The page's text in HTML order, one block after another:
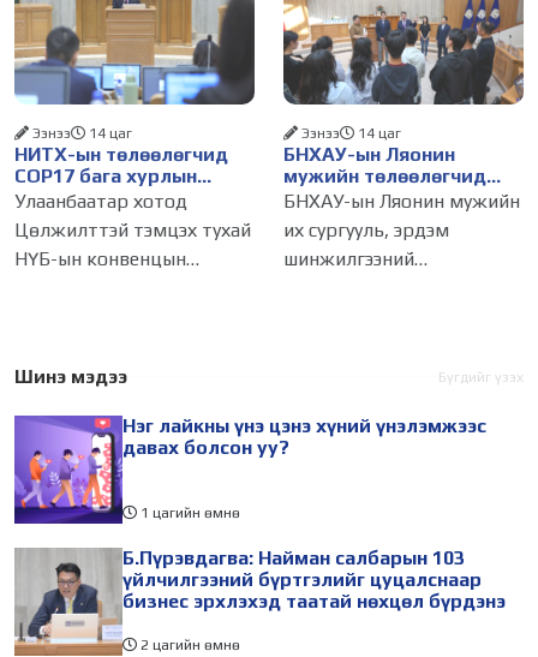
лайк, шэйр, дагагчийн
тоогоор хэмжих хандлага
газар авч
зөвшөөрлийн шинжтэй
103 бүртгэлээс нийслэлийн
бизнес эрхлэгчдийг
НИТХ-ын төлөөлөгчид
COP17 бага хурлын
бэлтгэл ажлын талаар
мэдээлэл сонслоо
Ээнээ 14 цаг
Улаанбаатар хотод
Цөлжилттэй тэмцэх тухай
НҮБ-ын конвенцын
өдөр зохион
холбогдуулан Нийслэлийн
БНХАУ-ын Ляонин
мужийн төлөөлөгчид
НИТХ-ын үйл
танилцлаа
Ээнээ 14 цаг
БНХАУ-ын Ляонин мужийн
их сургууль, эрдэм
шинжилгээний
төлөөлөгчид Монгол
айлчлалынхаа хүрээнд
Шинэ мэдээ Бүгдийг үзэх
Нэг лайкны үнэ цэнэ хүний үнэлэмжээс
давах болсон уу?
1 цагийн өмнө
Б.Пүрэвдагва: Найман салбарын 103
үйлчилгээний бүртгэлийг цуцалснаар
бизнес эрхлэхэд таатай нөхцөл бүрдэнэ
2 цагийн өмнө